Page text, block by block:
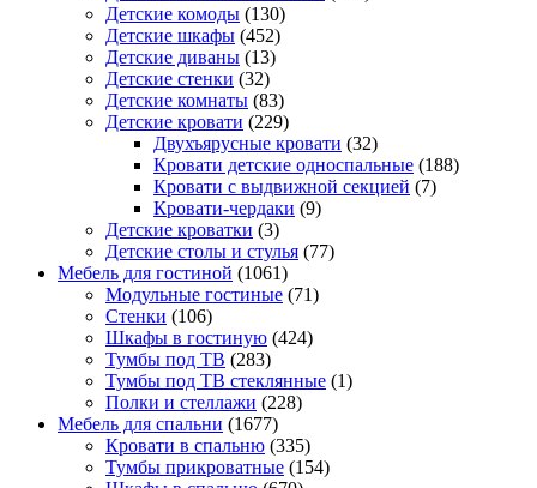
Детские комоды (130)
Детские шкафы (452)
Детские диваны (13)
Детские стенки (32)
Детские комнаты (83)
Детские кровати (229)
Двухъярусные кровати (32)
Кровати детские односпальные (188)
Кровати с выдвижной секцией (7)
Кровати-чердаки (9)
Детские кроватки (3)
Детские столы и стулья (77)
Мебель для гостиной (1061)
Модульные гостиные (71)
Стенки (106)
Шкафы в гостиную (424)
Тумбы под ТВ (283)
Тумбы под ТВ стеклянные (1)
Полки и стеллажи (228)
Мебель для спальни (1677)
Кровати в спальню (335)
Тумбы прикроватные (154)